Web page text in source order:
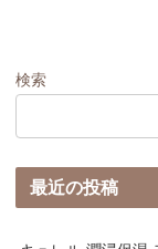
検索
最近の投稿